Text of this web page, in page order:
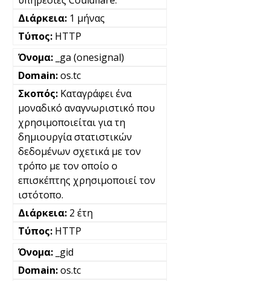
1 μήνας
HTTP
_ga (onesignal)
os.tc
Καταγράφει ένα
μοναδικό αναγνωριστικό που
χρησιμοποιείται για τη
δημιουργία στατιστικών
δεδομένων σχετικά με τον
τρόπο με τον οποίο ο
επισκέπτης χρησιμοποιεί τον
ιστότοπο.
2 έτη
HTTP
_gid
os.tc